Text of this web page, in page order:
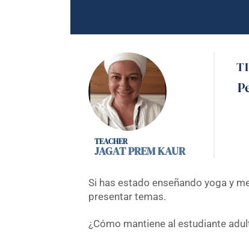
JAGAT PREM KAUR
Si has estado enseñando yoga y
presentar temas.
¿Cómo mantiene al estudiante